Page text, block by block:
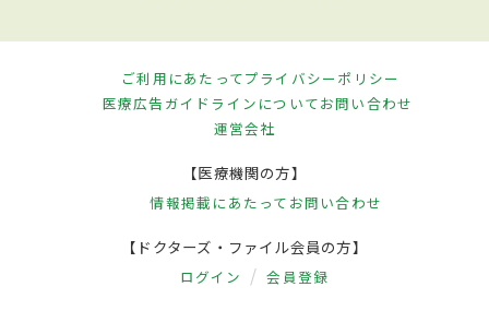
ご利用にあたってプライバシーポリシー
医療広告ガイドラインについてお問い合わせ
運営会社
【医療機関の方】
情報掲載にあたって お問い合わせ
【ドクターズ・ファイル会員の方】
ログイン 会員登録